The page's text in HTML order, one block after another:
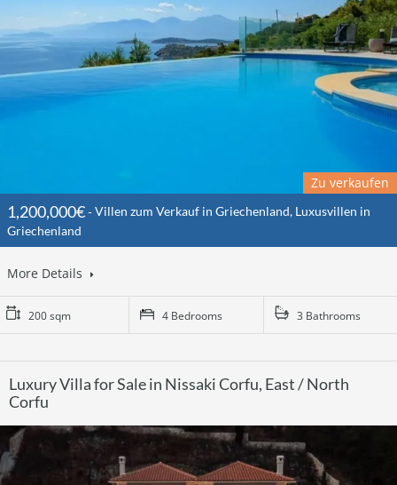
Zu verkaufen
1,200,000€
Villen zum Verkauf in Griechenland, Luxusvillen in
Griechenland
More Details
200 sqm 4 Bedrooms 3 Bathrooms
Luxury Villa for Sale in Nissaki Corfu, East / North
Corfu